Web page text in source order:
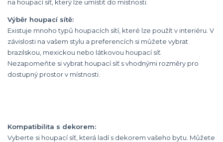
na houpací síť, který lze umístit do místnosti.
Výběr houpací sítě:
Existuje mnoho typů houpacích sítí, které lze použít v interiéru. V
závislosti na vašem stylu a preferencích si můžete vybrat
brazilskou, mexickou nebo látkovou houpací síť.
Nezapomeňte si vybrat houpací síť s vhodnými rozměry pro
dostupný prostor v místnosti.
Kompatibilita s dekorem:
Vyberte si houpací síť, která ladí s dekorem vašeho bytu. Můžete